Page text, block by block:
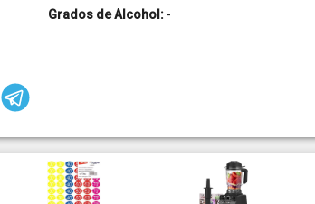
Grados de Alcohol: -